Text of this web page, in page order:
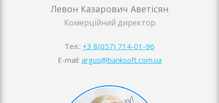
Левон Казарович Аветісян
Комерційний директор
Тел.: +3 8(057) 714-01-96
E-mail: argus@banksoft.com.ua